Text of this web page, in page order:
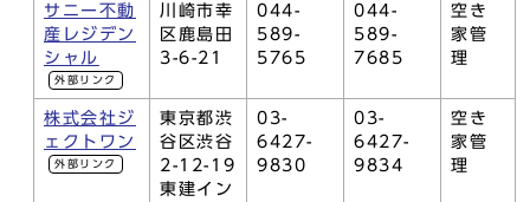
サニー不動
産レジデン
シャル
外部リンク
川崎市幸
区鹿島田
3-6-21
044-
589-
5765
044-
589-
7685
空き
家管
理
株式会社ジ
ェクトワン
外部リンク
東京都渋
谷区渋谷
2-12-19
東建イン
03-
6427-
9830
03-
6427-
9834
空き
家管
理